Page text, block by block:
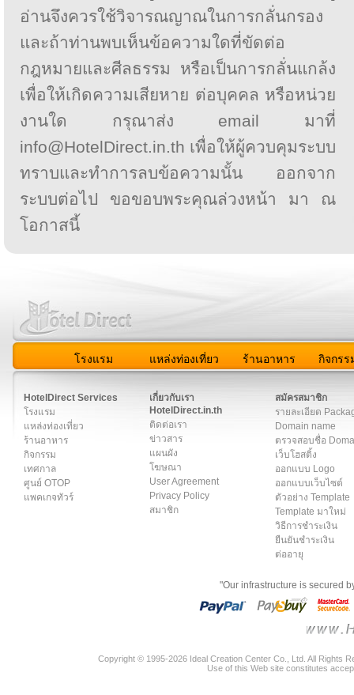
อ่านจึงควรใช้วิจารณญาณในการกลั่นกรอง
และถ้าท่านพบเห็นข้อความใดที่ขัดต่อ
กฎหมายและศีลธรรม หรือเป็นการกลั่นแกล้ง
เพื่อให้เกิดความเสียหาย ต่อบุคคล หรือหน่วย
งานใด กรุณาส่ง email มาที่
info@HotelDirect.in.th เพื่อให้ผู้ควบคุมระบบ
ทราบและทำการลบข้อความนั้น ออกจาก
ระบบต่อไป ขอขอบพระคุณล่วงหน้า มา ณ
โอกาสนี้
โรงแรม แหล่งท่องเที่ยว ร้านอาหาร กิจกรร
HotelDirect Services
โรงแรม
แหล่งท่องเที่ยว
ร้านอาหาร
กิจกรรม
เทศกาล
ศูนย์ OTOP
แพคเกจทัวร์
เกี่ยวกับเรา
HotelDirect.in.th
ติดต่อเรา
ข่าวสาร
แผนผัง
โฆษณา
User Agreement
Privacy Policy
สมาชิก
สมัครสมาชิก
รายละเอียด
Domain name
ตรวจสอบชื่อ
เว็บโฮสติ้ง
ออกแบบ Logo
ออกแบบเว็บไซต์
ตัวอย่าง Template
Template มาใหม่
วิธีการชำระเงิน
ยืนยันชำระเงิน
ต่ออายุ
"Our infrastructure is secured
Copyright © 1995-2026 Ideal Creation Center Co., Ltd. All Rights
Use of this Web site constitutes